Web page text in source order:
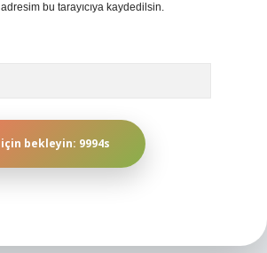
bu tarayıcıya kaydedilsin.